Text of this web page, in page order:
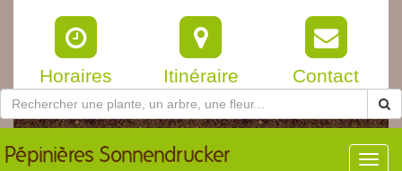
Horaires Itinéraire Contact
Pépinières Sonnendrucker